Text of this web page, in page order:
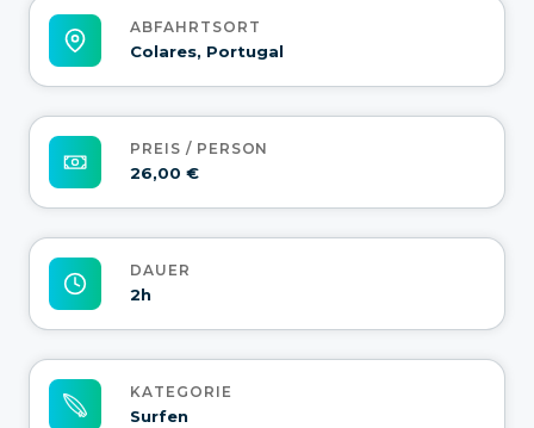
ABFAHRTSORT
Colares, Portugal
PREIS / PERSON
26,00 €
DAUER
2h
KATEGORIE
Surfen